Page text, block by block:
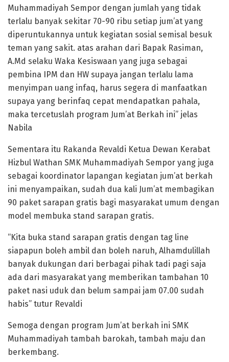
Muhammadiyah Sempor dengan jumlah yang tidak
terlalu banyak sekitar 70-90 ribu setiap jum’at yang
diperuntukannya untuk kegiatan sosial semisal besuk
teman yang sakit. atas arahan dari Bapak Rasiman,
A.Md selaku Waka Kesiswaan yang juga sebagai
pembina IPM dan HW supaya jangan terlalu lama
menyimpan uang infaq, harus segera di manfaatkan
supaya yang berinfaq cepat mendapatkan pahala,
maka tercetuslah program Jum’at Berkah ini” jelas
Nabila
Sementara itu Rakanda Revaldi Ketua Dewan Kerabat
Hizbul Wathan SMK Muhammadiyah Sempor yang juga
sebagai koordinator lapangan kegiatan jum’at berkah
ini menyampaikan, sudah dua kali Jum’at membagikan
90 paket sarapan gratis bagi masyarakat umum dengan
model membuka stand sarapan gratis.
“Kita buka stand sarapan gratis dengan tag line
siapapun boleh ambil dan boleh naruh, Alhamdulillah
banyak dukungan dari berbagai pihak tadi pagi saja
ada dari masyarakat yang memberikan tambahan 10
paket nasi uduk dan belum sampai jam 07.00 sudah
habis” tutur Revaldi
Semoga dengan program Jum’at berkah ini SMK
Muhammadiyah tambah barokah, tambah maju dan
berkembang.